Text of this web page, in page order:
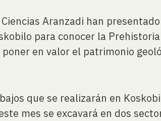
Aranzadi han
para conocer la
en valor el patrimonio
que se realizarán en
mes se excavará en dos